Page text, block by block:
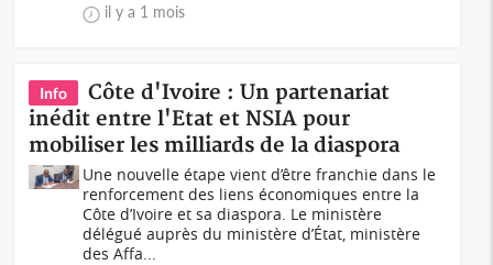
il y a 1 mois
Info
Côte d'Ivoire : Un partenariat
inédit entre l'Etat et NSIA pour
mobiliser les milliards de la diaspora
Une nouvelle étape vient d’être franchie dans le
renforcement des liens économiques entre la
Côte d’Ivoire et sa diaspora. Le ministère
délégué auprès du ministère d’État, ministère
des Affa...